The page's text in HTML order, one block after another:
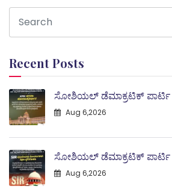
Recent Posts
ಸೋಶಿಯಲ್ ಡೆಮಾಕ್ರಟಿಕ್
Aug 6,2026
ಸೋಶಿಯಲ್ ಡೆಮಾಕ್ರಟಿಕ್
Aug 6,2026